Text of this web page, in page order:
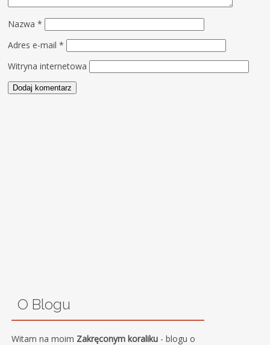
Nazwa*
Adres e-mail*
Witryna internetowa
O Blogu
Witam na moim Zakręconym koraliku - blogu o